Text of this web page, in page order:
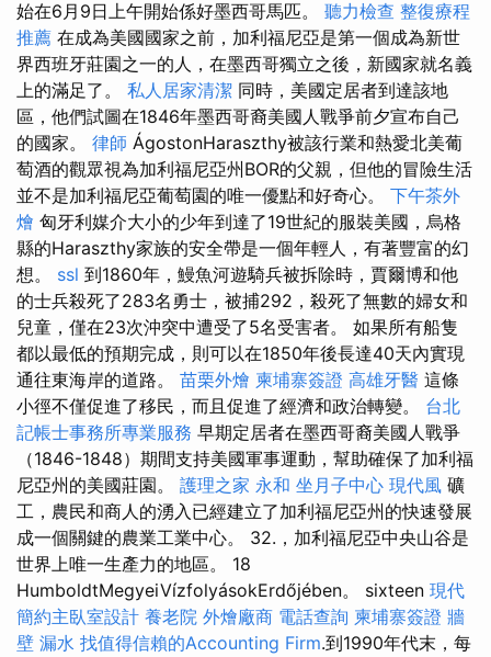
始在6月9日上午開始係好墨西哥馬匹。 聽力檢查 整復療程
推薦 在成為美國國家之前，加利福尼亞是第一個成為新世
界西班牙莊園之一的人，在墨西哥獨立之後，新國家就名義
上的滿足了。 私人居家清潔 同時，美國定居者到達該地
區，他們試圖在1846年墨西哥裔美國人戰爭前夕宣布自己
的國家。 律師 ÁgostonHaraszthy被該行業和熱愛北美葡
萄酒的觀眾視為加利福尼亞州BOR的父親，但他的冒險生活
並不是加利福尼亞葡萄園的唯一優點和好奇心。 下午茶外
燴 匈牙利媒介大小的少年到達了19世紀的服裝美國，烏格
縣的Haraszthy家族的安全帶是一個年輕人，有著豐富的幻
想。 ssl 到1860年，鰻魚河遊騎兵被拆除時，賈爾博和他
的士兵殺死了283名勇士，被捕292，殺死了無數的婦女和
兒童，僅在23次沖突中遭受了5名受害者。 如果所有船隻
都以最低的預期完成，則可以在1850年後長達40天內實現
通往東海岸的道路。 苗栗外燴 柬埔寨簽證 高雄牙醫 這條
小徑不僅促進了移民，而且促進了經濟和政治轉變。 台北
記帳士事務所專業服務 早期定居者在墨西哥裔美國人戰爭
（1846-1848）期間支持美國軍事運動，幫助確保了加利福
尼亞州的美國莊園。 護理之家 永和 坐月子中心 現代風 礦
工，農民和商人的湧入已經建立了加利福尼亞州的快速發展
成一個關鍵的農業工業中心。 32.，加利福尼亞中央山谷是
世界上唯一生產力的地區。 18
HumboldtMegyeiVízfolyásokErdőjében。 sixteen 現代
簡約主臥室設計 養老院 外燴廠商 電話查詢 柬埔寨簽證 牆
壁 漏水 找值得信賴的Accounting Firm.到1990年代末，每